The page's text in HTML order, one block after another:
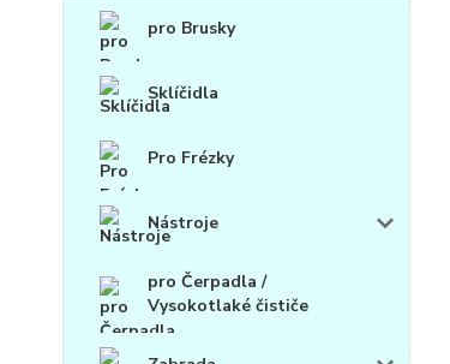
pro Brusky
Sklíčidla
Pro Frézky
Nástroje
pro Čerpadla /
Vysokotlaké čističe